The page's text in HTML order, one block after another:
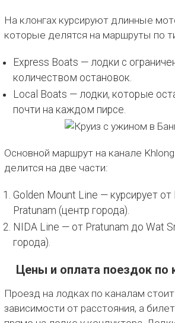
На клонгах курсируют длинные
которые делятся на маршруты по
Express Boats — лодки с
количеством остановок.
Local Boats — лодки, которые
почти на каждом пирсе.
Основной маршрут на канале
делится на две части:
Golden Mount Line — курсирует
Pratunam (центр города).
NIDA Line — от Pratunam до Wat
города).
Цены и оплата поездок по
Проезд на лодках по каналам
зависимости от расстояния, а